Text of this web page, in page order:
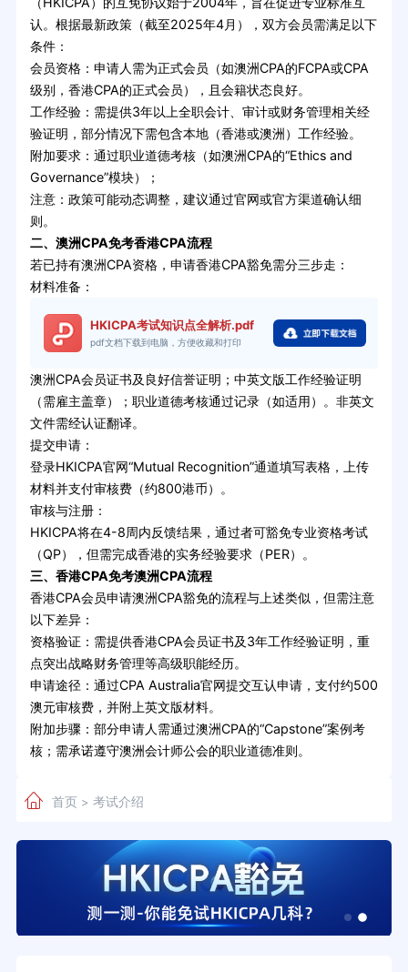
认。根据最新政策（截至2025年4月），双方会员需满足以下
条件：
会员资格：申请人需为正式会员（如澳洲CPA的FCPA或CPA
级别，香港CPA的正式会员），且会籍状态良好。
工作经验：需提供3年以上全职会计、审计或财务管理相关经
验证明，部分情况下需包含本地（香港或澳洲）工作经验。
附加要求：通过职业道德考核（如澳洲CPA的“Ethics and
Governance”模块）；
注意：政策可能动态调整，建议通过官网或官方渠道确认细
则。
二、澳洲CPA免考香港CPA流程
若已持有澳洲CPA资格，申请香港CPA豁免需分三步走：
材料准备：
HKICPA考试知识点全解析.pdf
pdf文档下载到电脑，方便收藏和打印
澳洲CPA会员证书及良好信誉证明；中英文版工作经验证明
（需雇主盖章）；职业道德考核通过记录（如适用）。非英文
文件需经认证翻译。
提交申请：
登录HKICPA官网“Mutual Recognition”通道填写表格，上传
材料并支付审核费（约800港币）。
审核与注册：
HKICPA将在4-8周内反馈结果，通过者可豁免专业资格考试
（QP），但需完成香港的实务经验要求（PER）。
三、香港CPA免考澳洲CPA流程
香港CPA会员申请澳洲CPA豁免的流程与上述类似，但需注意
以下差异：
资格验证：需提供香港CPA会员证书及3年工作经验证明，重
点突出战略财务管理等高级职能经历。
申请途径：通过CPA Australia官网提交互认申请，支付约500
澳元审核费，并附上英文版材料。
附加步骤：部分申请人需通过澳洲CPA的“Capstone”案例考
核；需承诺遵守澳洲会计师公会的职业道德准则。
首页> 考试介绍